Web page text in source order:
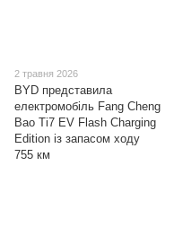
2 травня 2026
BYD представила
електромобіль Fang Cheng
Bao Ti7 EV Flash Charging
Edition із запасом ходу
755 км